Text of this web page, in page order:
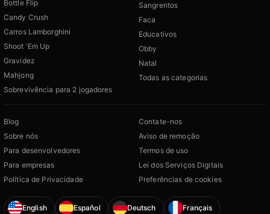
Bottle Flip
Candy Crush
Carros Lamborghini
Shoot 'Em Up
Gravidez
Mahjong
Sobrevivência para 2 jogadores
Sangrentos
Faca
Educativos
Obby
Natal
Todas as categorias
Blog
Sobre nós
Para desenvolvedores
Para empresas
Política de Privacidade
Contate-nos
Aviso de remoção
Termos de uso
Lei dos Serviços Digitais
Preferências de cookies
English Español Deutsch Français